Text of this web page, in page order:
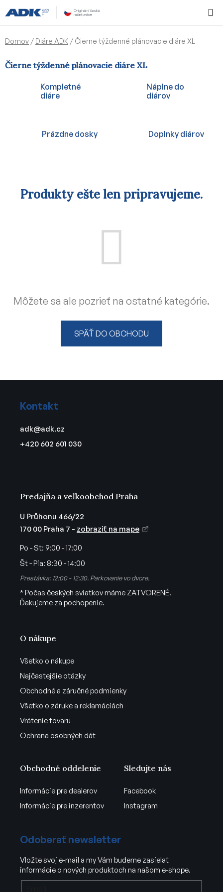
na
obsah
KOŠÍK
Domov / Diáre ADK / Čierne týždenné plánovacie diáre XL
Čierne týždenné plánovacie diáre XL
Kompletné
diáre
Náplne do
diárov
Prázdne dosky Doplnky diárov
Produkty ešte len pripravujeme.
Môžete sa ale pozrieť na ostatné kategórie.
SPÄŤ DO OBCHODU
Kontakt
adk@adk.cz
+420 602 601 030
O nákupe
Všetko o nákupe
Najčastejšie otázky
Obchodné a záručné podmienky
Všetko o záruke a reklamáciách
Vrátenie tovaru
Ochrana osobných dát
Predajňa a veľkoobchod Praha
U Průhonu 466/22
170 00 Praha 7 - zobraziť na mape
Po - St: 9:00 - 17:00
Št - Pia: 8:30 - 14:00
Prestávka: 12:00 - 12:30. Parkovanie vo dvore.
* Počas českých sviatkov máme ZATVORENÉ.
Ďakujeme za pochopenie.
Obchodné oddelenie
Informácie pre dealerov
Informácie pre inzerentov
Sledujte nás
Facebook
Instagram
Odoberať newsletter
Vložte svoj e-mail a my Vám budeme zasielať
informácie o nových produktoch na našom e-shope.